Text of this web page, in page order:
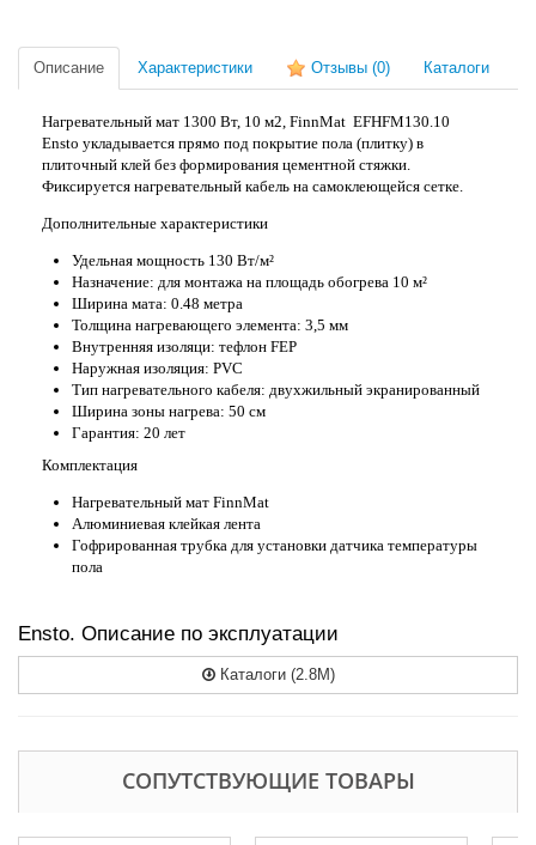
Описание Характеристики Отзывы (0) Каталоги
Нагревательный мат 1300 Вт, 10 м2, FinnMat EFHFM130.10
Ensto укладывается прямо под покрытие пола (плитку) в
плиточный клей без формирования цементной стяжки.
Фиксируется нагревательный кабель на самоклеющейся сетке.
Дополнительные характеристики
Удельная мощность 130 Вт/м²
Назначение: для монтажа на площадь обогрева 10 м²
Ширина мата: 0.48 метра
Толщина нагревающего элемента: 3,5 мм
Внутренняя изоляци: тефлон FEP
Наружная изоляция: PVC
Тип нагревательного кабеля: двухжильный экранированный
Ширина зоны нагрева: 50 см
Гарантия: 20 лет
Комплектация
Нагревательный мат FinnMat
Алюминиевая клейкая лента
Гофрированная трубка для установки датчика температуры
пола
Ensto. Описание по эксплуатации
Каталоги (2.8M)
СОПУТСТВУЮЩИЕ ТОВАРЫ